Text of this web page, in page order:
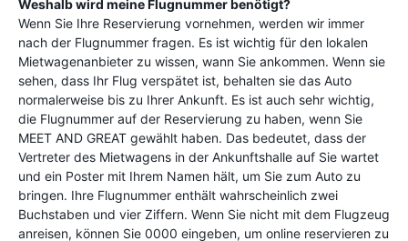
Weshalb wird meine Flugnummer benötigt?
Wenn Sie Ihre Reservierung vornehmen, werden wir immer
nach der Flugnummer fragen. Es ist wichtig für den lokalen
Mietwagenanbieter zu wissen, wann Sie ankommen. Wenn sie
sehen, dass Ihr Flug verspätet ist, behalten sie das Auto
normalerweise bis zu Ihrer Ankunft. Es ist auch sehr wichtig,
die Flugnummer auf der Reservierung zu haben, wenn Sie
MEET AND GREAT gewählt haben. Das bedeutet, dass der
Vertreter des Mietwagens in der Ankunftshalle auf Sie wartet
und ein Poster mit Ihrem Namen hält, um Sie zum Auto zu
bringen. Ihre Flugnummer enthält wahrscheinlich zwei
Buchstaben und vier Ziffern. Wenn Sie nicht mit dem Flugzeug
anreisen, können Sie 0000 eingeben, um online reservieren zu